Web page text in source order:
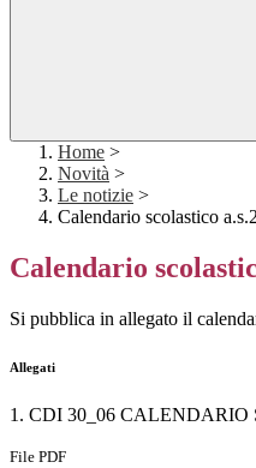
Home >
Novità >
Le notizie >
Calendario scolastico
Calendario
Si pubblica in allegato il
Allegati
1. CDI 30_06 CALENDARIO
File PDF